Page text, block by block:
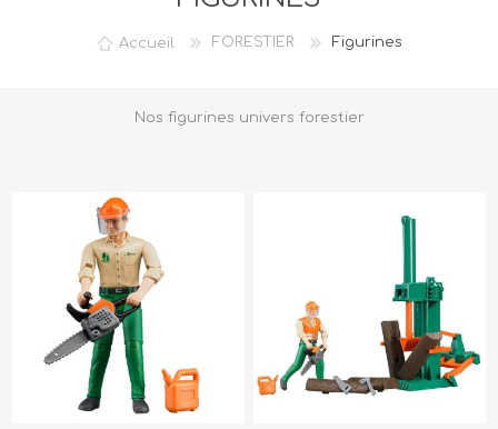
Accueil FORESTIER Figurines
Nos figurines univers forestier